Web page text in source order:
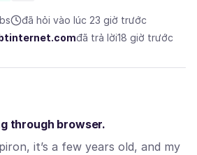
đã hỏi vào lúc 23 giờ trước
đã trả lời18 giờ trước
through browser.
it’s a few years old, and my